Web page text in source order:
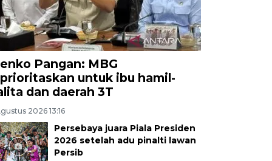
Pangan: MBG
untuk ibu hamil-
dan daerah 3T
2026 13:16
Persebaya juara Piala Presiden
2026 setelah adu pinalti lawan
Persib